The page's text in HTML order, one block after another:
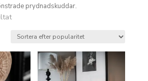
prydnadskuddar.
Sortera
popularitet